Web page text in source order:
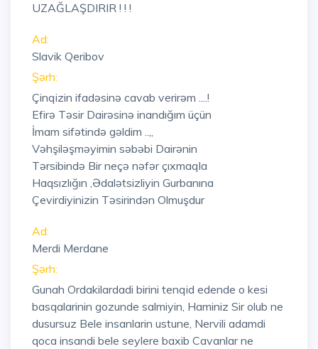
UZAĞLAŞDIRIR ! ! !
Ad:
Slavik Qeribov
Şərh:
Çinqizin ifadəsinə cavab verirəm ....!
Efirə Təsir Dairəsinə inandığım üçün
İmam sifətində gəldim ..,,
Vəhşiləşməyimin səbəbi Dairənin
Tərsibində Bir neçə nəfər çıxmaqla
Haqsızlığın ,Ədalətsizliyin Gurbanına
Çevirdiyinizin Təsirindən Olmuşdur
Ad:
Merdi Merdane
Şərh:
Gunah Ordakilardadi birini tenqid edende o kesi
basqalarinin gozunde salmiyin, Haminiz Sir olub ne
dusursuz Bele insanlarin ustune, Nervili adamdi
qoca insandi bele seylere baxib Cavanlar ne